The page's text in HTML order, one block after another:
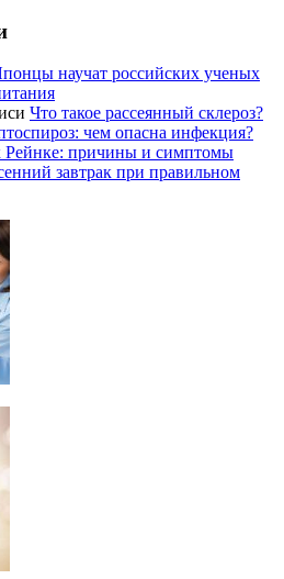
научат российских ученых
Что такое рассеянный склероз?
чем опасна инфекция?
Рейнке: причины и симптомы
завтрак при правильном